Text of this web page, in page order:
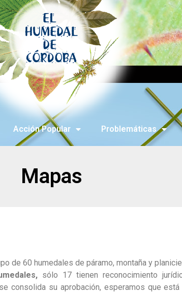
Acción Popular Problemáticas
Mapas
de 60 humedales de páramo, montaña y
sólo 17 tienen reconocimiento
consolida su aprobación, esperamos que